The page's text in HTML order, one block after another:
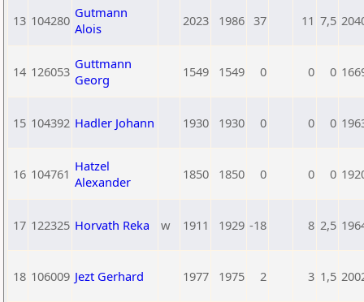
13 104280 Gutmann
Alois
2023 1986 37 11 7,5
14 126053 Guttmann
Georg
1549 1549 0 0 0
15 104392 Hadler Johann 1930 1930 0 0 0
16 104761 Hatzel
Alexander
1850 1850 0 0 0
17 122325 Horvath Reka w 1911 1929 -18 8 2,5
18 106009 Jezt Gerhard 1977 1975 2 3 1,5